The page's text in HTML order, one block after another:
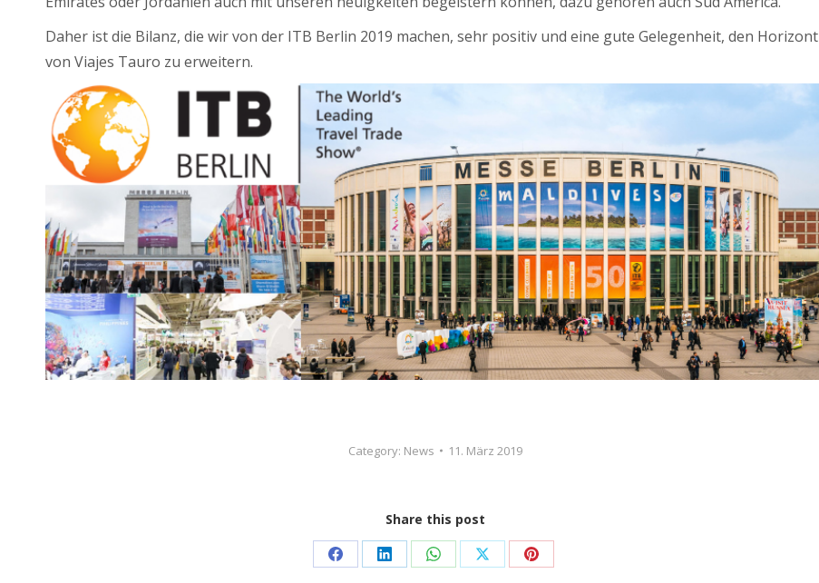
Daher ist die Bilanz, die wir von der ITB Berlin 2019 machen, sehr positiv und eine gute Gelegenheit, den Horizont
von Viajes Tauro zu erweitern.
Category: News 11. März 2019
Share this post
Share Share Share Share Share